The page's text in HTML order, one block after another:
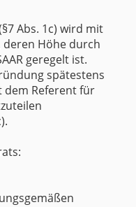
Abs. 1c) wird mit
Höhe durch
geregelt ist.
spätestens
dem Referent für